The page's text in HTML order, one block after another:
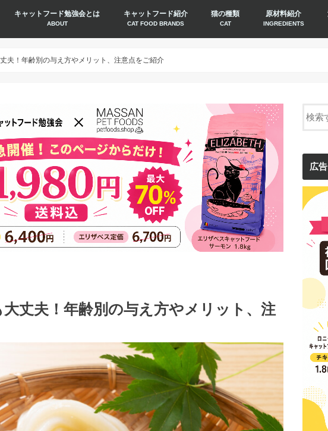
キャットフード勉強会とは
ABOUT
キャットフード紹介
CAT FOOD BRANDS
猫の種類
CAT
原材料紹介
INGREDIENTS
夫！年齢別の与え方やメリット、注意点をご紹介
丈夫！年齢別の与え方やメリット、注
広告